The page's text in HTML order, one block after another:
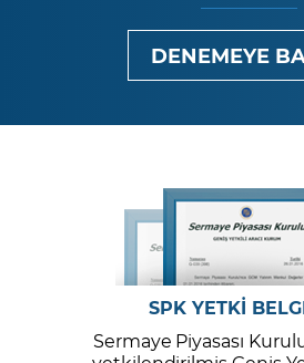
DENEMEYE
SPK YETKİ
Sermaye Piyasası